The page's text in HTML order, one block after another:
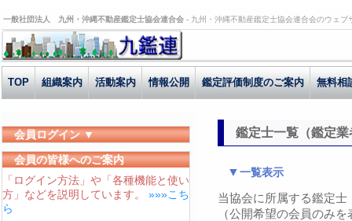
一般社団法人 九州・沖縄不動産鑑定士協会連合会 - 九州・沖縄不動産鑑定士協会連合会のウェ
TOP 組織案内 活動案内 情報公開 鑑定評価制度のご案内 無料相
鑑定士一覧（鑑定業
一覧表示
当協会に所属する鑑定
（公開希望の会員のみ
会員ログイン ▼
ユーザーID
パスワード
会員の皆様へのご案内
「ログイン方法」や「各種機能と使い
方」などを説明しています。 »»»こち
ら